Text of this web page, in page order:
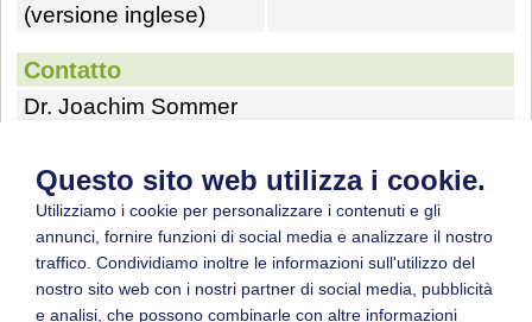
(versione inglese)
Contatto
Dr. Joachim Sommer
69115 Heidelberg
Germany
Tel: +49 (0) 6221 5108 28213
joachim.sommer@bgrci.de
Homepage:
http://www.bgrci.de
Questo sito web utilizza i cookie.
Utilizziamo i cookie per personalizzare i contenuti e gli
annunci, fornire funzioni di social media e analizzare il nostro
traffico. Condividiamo inoltre le informazioni sull'utilizzo del
nostro sito web con i nostri partner di social media, pubblicità
e analisi, che possono combinarle con altre informazioni